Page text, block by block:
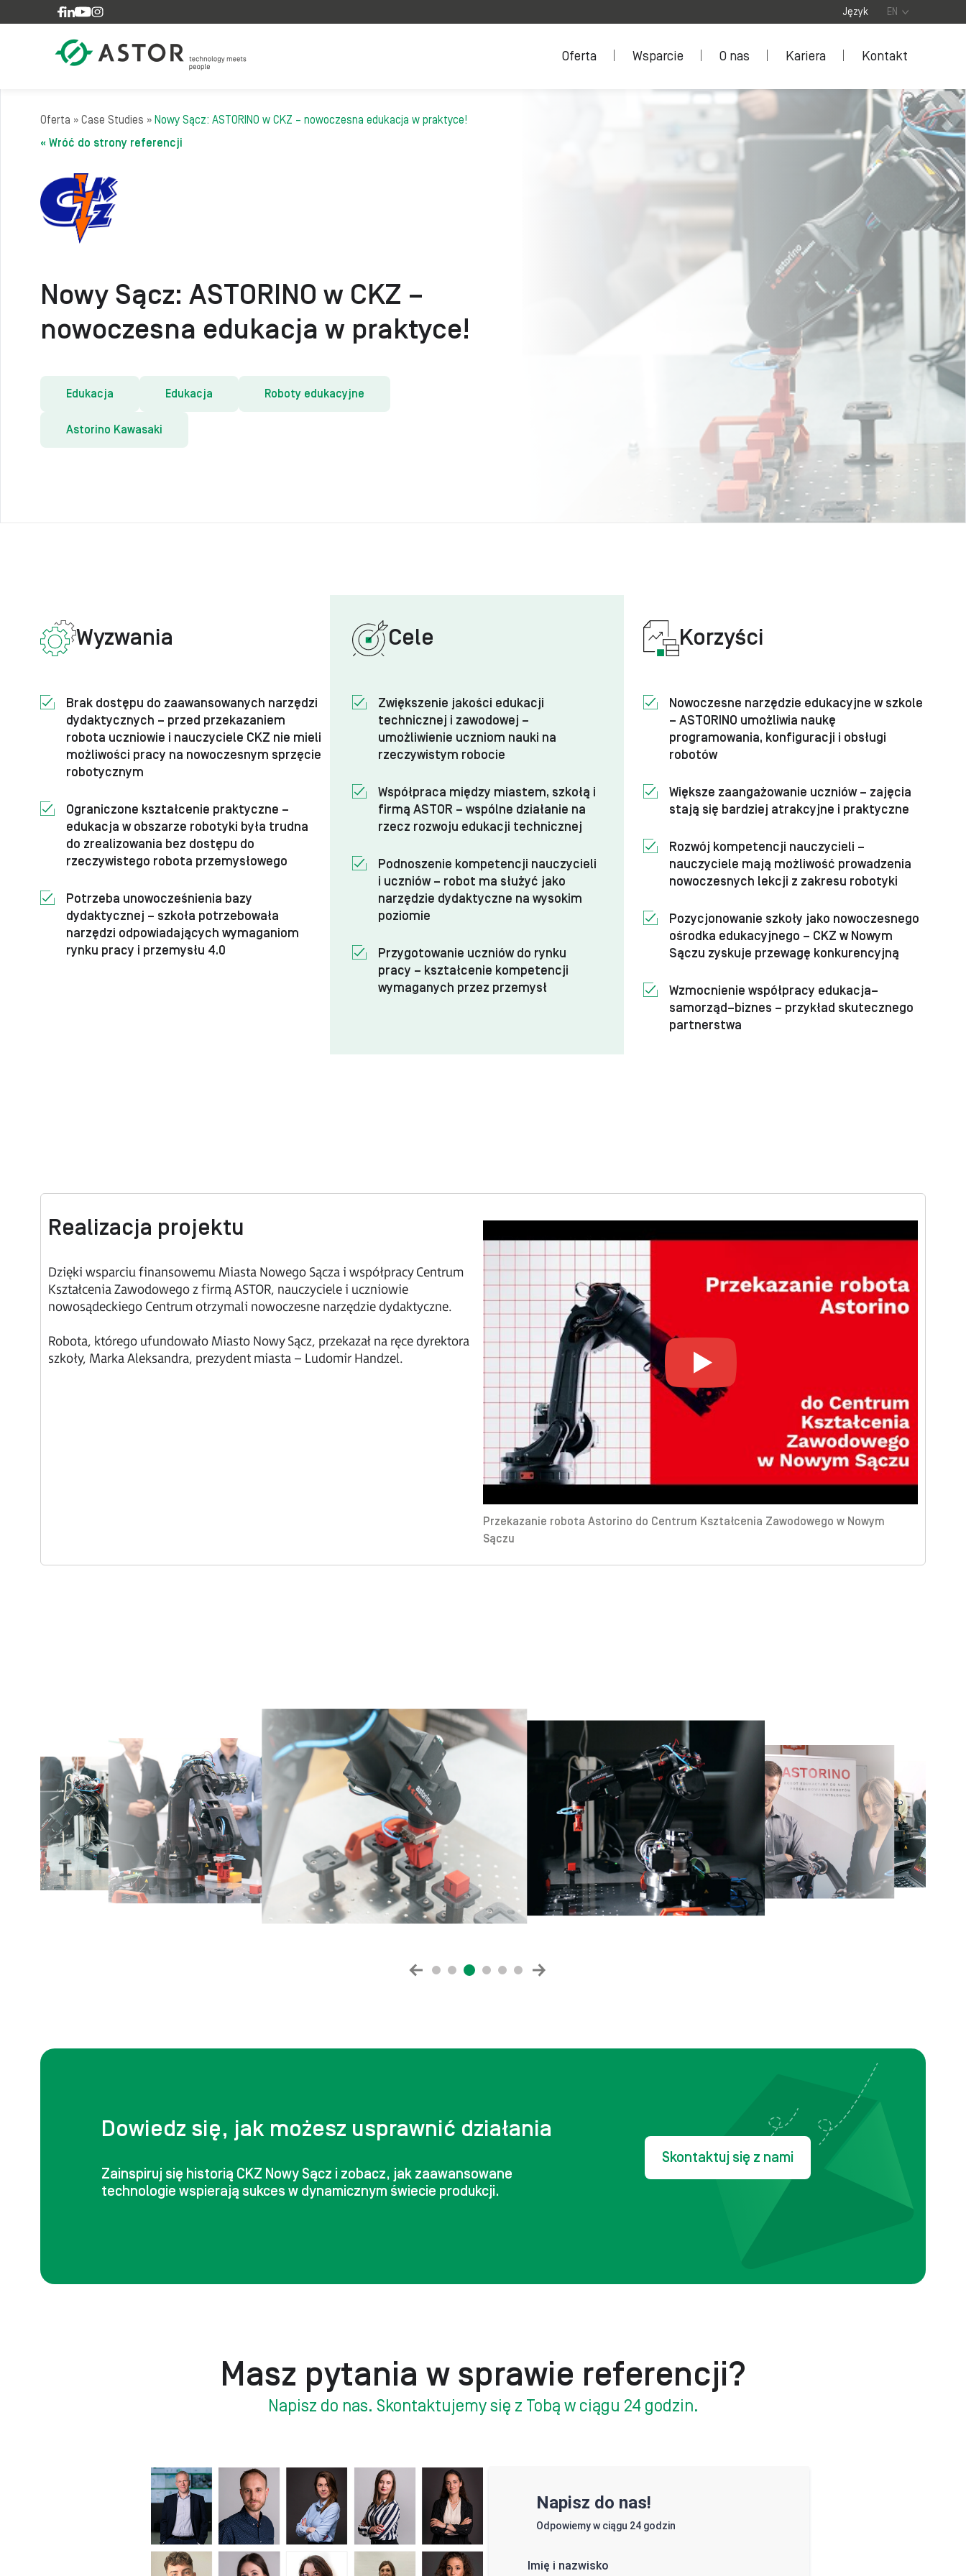
Skip to content Język EN
Oferta Wsparcie O nas Kariera Kontakt
Oferta » Case Studies » Nowy Sącz: ASTORINO w CKZ – nowoczesna edukacja w praktyce!
« Wróć do strony referencji
Nowy Sącz: ASTORINO w CKZ –
nowoczesna edukacja w praktyce!
Edukacja Edukacja Roboty edukacyjne
Astorino Kawasaki​
Wyzwania
Brak dostępu do zaawansowanych narzędzi
dydaktycznych – przed przekazaniem
robota uczniowie i nauczyciele CKZ nie mieli
możliwości pracy na nowoczesnym sprzęcie
robotycznym
Ograniczone kształcenie praktyczne –
edukacja w obszarze robotyki była trudna
do zrealizowania bez dostępu do
rzeczywistego robota przemysłowego
Potrzeba unowocześnienia bazy
dydaktycznej – szkoła potrzebowała
narzędzi odpowiadających wymaganiom
rynku pracy i przemysłu 4.0
Cele
Zwiększenie jakości edukacji
technicznej i zawodowej –
umożliwienie uczniom nauki na
rzeczywistym robocie
Współpraca między miastem, szkołą i
firmą ASTOR – wspólne działanie na
rzecz rozwoju edukacji technicznej
Podnoszenie kompetencji nauczycieli
i uczniów – robot ma służyć jako
narzędzie dydaktyczne na wysokim
poziomie
Przygotowanie uczniów do rynku
pracy – kształcenie kompetencji
wymaganych przez przemysł
Korzyści
Nowoczesne narzędzie edukacyjne w szkole
– ASTORINO umożliwia naukę
programowania, konfiguracji i obsługi
robotów
Większe zaangażowanie uczniów – zajęcia
stają się bardziej atrakcyjne i praktyczne
Rozwój kompetencji nauczycieli –
nauczyciele mają możliwość prowadzenia
nowoczesnych lekcji z zakresu robotyki
Pozycjonowanie szkoły jako nowoczesnego
ośrodka edukacyjnego – CKZ w Nowym
Sączu zyskuje przewagę konkurencyjną
Wzmocnienie współpracy edukacja–
samorząd–biznes – przykład skutecznego
partnerstwa
Realizacja projektu
Dzięki wsparciu finansowemu Miasta Nowego Sącza i współpracy Centrum
Kształcenia Zawodowego z firmą ASTOR, nauczyciele i uczniowie
nowosądeckiego Centrum otrzymali nowoczesne narzędzie dydaktyczne.
Robota, którego ufundowało Miasto Nowy Sącz, przekazał na ręce dyrektora
szkoły, Marka Aleksandra, prezydent miasta – Ludomir Handzel.
Przekazanie robota Astorino do Centrum Kształcenia Zawodowego w Nowym
Sączu
Dowiedz się, jak możesz usprawnić działania
Zainspiruj się historią CKZ Nowy Sącz i zobacz, jak zaawansowane
technologie wspierają sukces w dynamicznym świecie produkcji.
Skontaktuj się z nami
Masz pytania w sprawie referencji?
Napisz do nas. Skontaktujemy się z Tobą w ciągu 24 godzin.